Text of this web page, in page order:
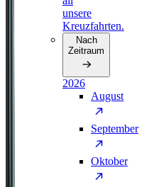
unsere
Kreuzfahrten.
Nach
Zeitraum
2026
August
September
Oktober